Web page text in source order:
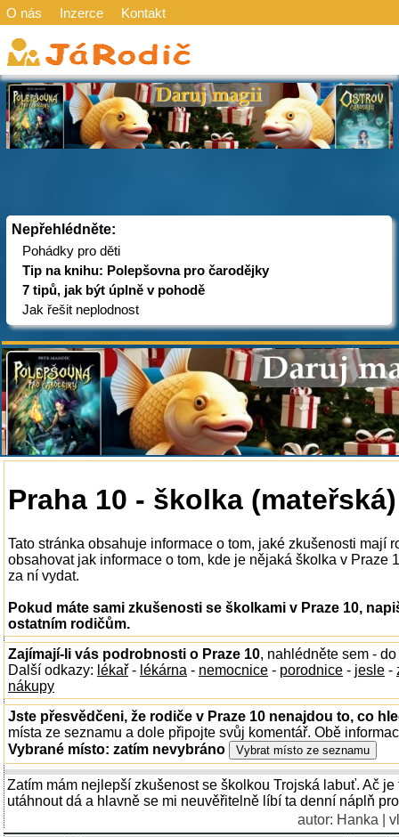
O nás Inzerce Kontakt
Nepřehlédněte:
Pohádky pro děti
Tip na knihu: Polepšovna pro čarodějky
7 tipů, jak být úplně v pohodě
Jak řešit neplodnost
Praha 10 - školka (mateřská)
Tato stránka obsahuje informace o tom, jaké zkušenosti mají
obsahovat jak informace o tom, kde je nějaká školka v Praze
za ní vydat.
Pokud máte sami zkušenosti se školkami v Praze 10,
ostatním rodičům.
Zajímají-li vás podrobnosti o Praze 10, nahlédněte sem - do
Další odkazy: lékař - lékárna - nemocnice - porodnice - jesle -
nákupy
Jste přesvědčeni, že rodiče v Praze 10 nenajdou to, co
místa ze seznamu a dole připojte svůj komentář. Obě
Vybrané místo: zatím nevybráno
Zatím mám nejlepší zkušenost se školkou Trojská labuť. Ač
utáhnout dá a hlavně se mi neuvěřitelně líbí ta denní náplň
autor: Hanka |